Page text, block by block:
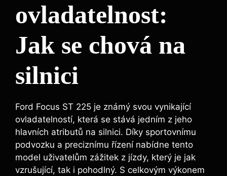
ovladatelnost:
Jak se chová na
silnici
Ford Focus ST 225 je známý svou vynikající
ovladatelností, která se stává jedním z jeho
hlavních atributů na silnici. Díky sportovnímu
podvozku a preciznímu řízení nabídne tento
model uživatelům zážitek z jízdy, který je jak
vzrušující, tak i pohodlný. S celkovým výkonem